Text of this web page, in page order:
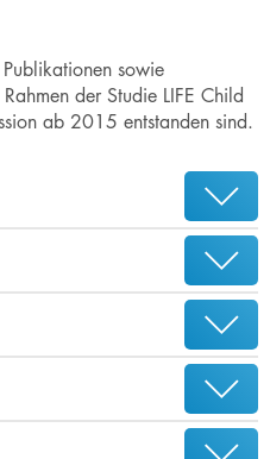
sowie
der Studie LIFE Child
ab 2015 entstanden sind.​